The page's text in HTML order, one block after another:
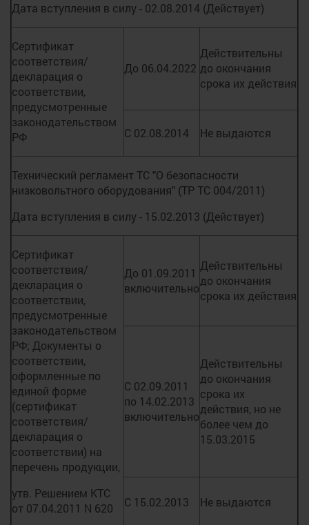
Дата вступления в силу - 02.08.2014 (Действует)
Сертификат
соответствия/
декларация о
соответствии,
предусмотренные
законодательством
РФ
До 06.04.2022
Действительны
до окончания
срока их действия
С 02.08.2014 Не выдаются
Технический регламент ТС "О безопасности
низковольтного оборудования" (ТР ТС 004/2011)
Дата вступления в силу - 15.02.2013 (Действует)
Сертификат
соответствия/
декларация о
соответствии,
предусмотренные
законодательством
РФ; Документы о
соответствии,
оформленные по
единой форме
(сертификат
соответствия/
декларация о
соответствии) на
перечень продукции,
утв. Решением КТС
от 07.04.2011 N 620
До 01.09.2011
включительно
Действительны
до окончания
срока их действия
С 02.09.2011
по 14.02.2013
включительно
Действительны
до окончания
срока их
действия, но не
более чем до
15.03.2015
С 15.02.2013 Не выдаются